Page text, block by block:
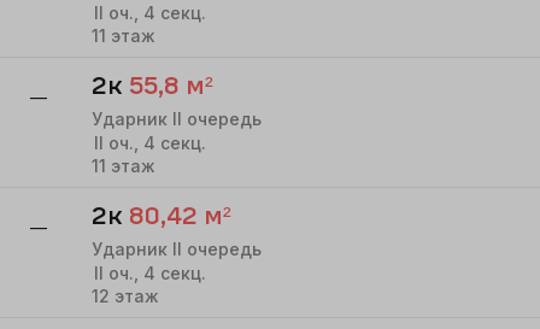
II оч., 4 секц.
11 этаж
— 2к 55,8 м²
Ударник II очередь
II оч., 4 секц.
11 этаж
— 2к 80,42 м²
Ударник II очередь
II оч., 4 секц.
12 этаж